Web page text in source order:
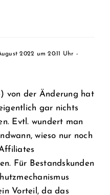
2022 um 20:11 Uhr -
) von der Änderung hat
gar nichts
Evtl. wundert man
wieso nur noch
Für Bestandskunden
Vorteil, da das